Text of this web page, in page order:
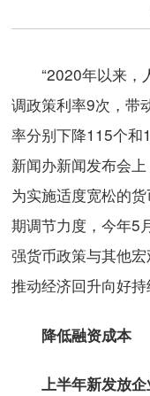
“2020年以来，
调政策利率9次，带
率分别下降115个和
新闻办新闻发布会
为实施适度宽松的
期调节力度，今年5
强货币政策与其他
推动经济回升向好持
降低融资成本
上半年新发放